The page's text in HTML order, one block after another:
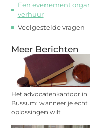
Een evenement
verhuur
Veelgestelde vragen
Meer Berichten
Het advocatenkantoor in
Bussum: wanneer je echt
oplossingen wilt